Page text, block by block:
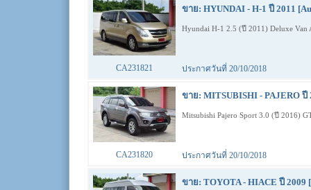
ขาย: HYUNDAI - H-1 ปี 2011
Hyundai H-1 2.5 (ปี 2011) Deluxe Van
CA231821 ประกาศวันที่ 20/10/2018
ขาย: MITSUBISHI - PAJERO ปี
Mitsubishi Pajero Sport 3.0 (ปี 2016)
CA231820 ประกาศวันที่ 20/10/2018
ขาย: TOYOTA - HIACE ปี 2009